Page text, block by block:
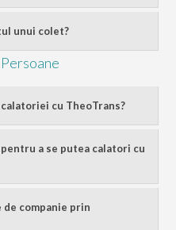
unui colet?
cu TheoTrans?
a se putea calatori cu
companie prin